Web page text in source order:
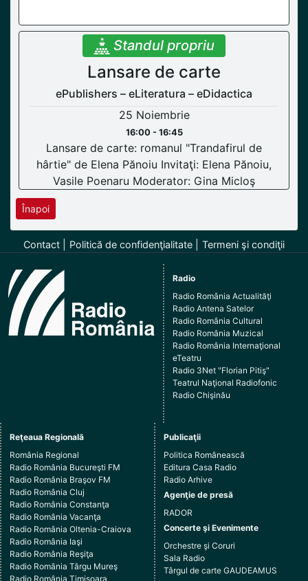
Standul propriu
Lansare de carte
ePublishers – eLiteratura – eDidactica
25 Noiembrie
16:00 - 16:45
Lansare de carte: romanul "Trandafirul de
hârtie" de Elena Pănoiu Invitaţi: Elena Pănoiu,
Vasile Poenaru Moderator: Gina Micloş
Înapoi
Contact Politică de confidenţialitate Termeni şi condiţii
Radio
Radio România Actualităţi
Radio Antena Satelor
Radio România Cultural
Radio România Muzical
Radio România Internaţional
eTeatru
Radio 3Net "Florian Pitiş"
Teatrul Naţional Radiofonic
Radio Chişinău
Reţeaua Regională
România Regional
Radio România Bucureşti FM
Radio România Braşov FM
Radio România Cluj
Radio România Constanţa
Radio România Vacanţa
Radio România Oltenia-Craiova
Radio România Iaşi
Radio România Reşiţa
Radio România Târgu Mureş
Radio România Timişoara
Publicaţii
Politica Românească
Editura Casa Radio
Radio Arhive
Agenţie de presă
RADOR
Concerte şi Evenimente
Orchestre şi Coruri
Sala Radio
Târgul de carte GAUDEAMUS